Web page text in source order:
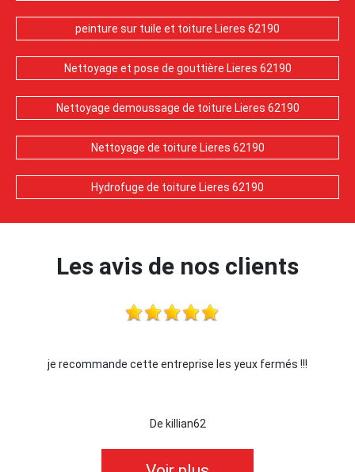
peinture sur tuile et toiture Lieres 62190
Nettoyage et pose de gouttière Lieres 62190
Nettoyage demoussage de toiture Lieres 62190
Nettoyage de toiture Lieres 62190
Hydrofuge de toiture Lieres 62190
Les avis de nos clients
je recommande cette entreprise les yeux fermés !!!
De killian62